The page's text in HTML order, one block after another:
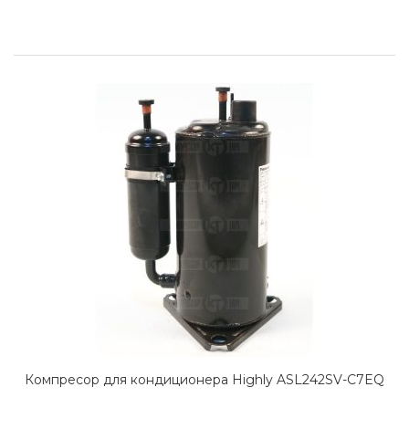
Компресор для кондиционера Highly ASL242SV-C7EQ